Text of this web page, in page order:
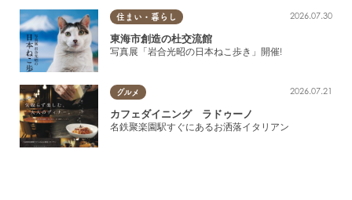
住まい・暮らし 2026.07.30
東海市創造の杜交流館
写真展「岩合光昭の日本ねこ歩き」開催!
グルメ 2026.07.21
カフェダイニング ラドゥーノ
名鉄聚楽園駅すぐにあるお洒落イタリアン